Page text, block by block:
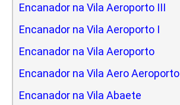
Encanador na Vila Aeroporto III
Encanador na Vila Aeroporto I
Encanador na Vila Aeroporto
Encanador na Vila Aero Aeroporto
Encanador na Vila Abaete